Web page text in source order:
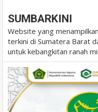
SUMBARKINI
Website yang
terkini di Sumatera Barat
untuk kebangkitan ranah